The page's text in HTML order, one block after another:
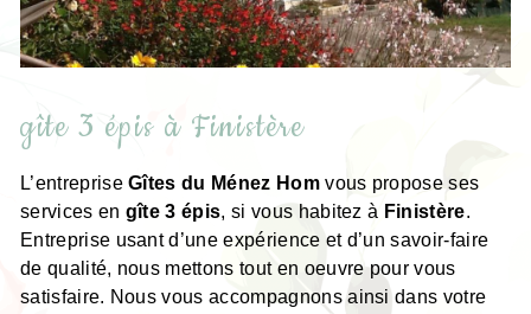
gîte 3 épis à Finistère
L’entrepriseGîtes du Ménez Homvous propose ses
services en gîte 3 épis, si vous habitez à Finistère.
Entreprise usant d’une expérience et d’un savoir-faire
de qualité, nous mettons tout en oeuvre pour vous
satisfaire. Nous vous accompagnons ainsi dans votre